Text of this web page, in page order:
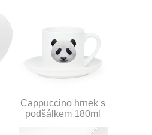
Cappuccino hrnek s
podšálkem 180ml